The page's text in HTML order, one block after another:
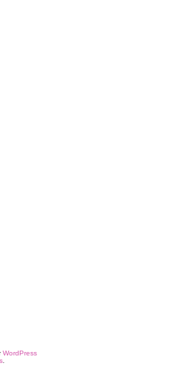
WordPress
.